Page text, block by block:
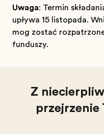
Uwaga: Termin
upływa 15 listopada.
mogą zostać
funduszy.
Z
przejrzenie